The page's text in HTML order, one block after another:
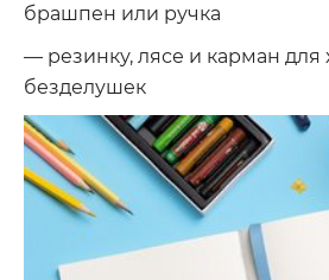
брашпен или ручка
— резинку, лясе и карман для
безделушек